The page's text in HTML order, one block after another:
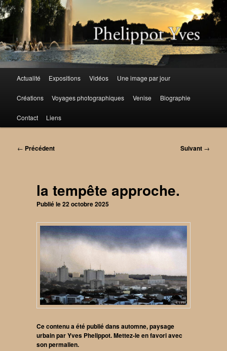
Aller
au
contenu
principal
Actualité Expositions Vidéos Une image par jour
Créations Voyages photographiques Venise Biographie
Contact Liens
Navigation
← Précédent Suivant →
la tempête approche.
Publié le22 octobre 2025
Ce contenu a été publié dansautomne,paysage
urbainparYves Phelippot. Mettez-le en favori avec
sonpermalien.